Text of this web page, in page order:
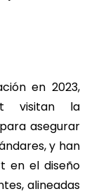
en 2023,
visitan la
asegurar
y han
en el diseño
alineadas